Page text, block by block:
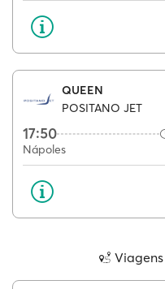
QUEEN
POSITANO JET
17:50
Nápoles